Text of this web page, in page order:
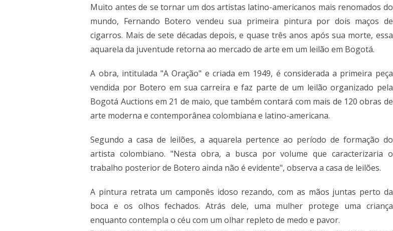
Muito antes de se tornar um dos artistas latino-americanos mais renomados do
mundo, Fernando Botero vendeu sua primeira pintura por dois maços de
cigarros. Mais de sete décadas depois, e quase três anos após sua morte, essa
aquarela da juventude retorna ao mercado de arte em um leilão em Bogotá.
A obra, intitulada "A Oração" e criada em 1949, é considerada a primeira peça
vendida por Botero em sua carreira e faz parte de um leilão organizado pela
Bogotá Auctions em 21 de maio, que também contará com mais de 120 obras de
arte moderna e contemporânea colombiana e latino-americana.
Segundo a casa de leilões, a aquarela pertence ao período de formação do
artista colombiano. "Nesta obra, a busca por volume que caracterizaria o
trabalho posterior de Botero ainda não é evidente", observa a casa de leilões.
A pintura retrata um camponês idoso rezando, com as mãos juntas perto da
boca e os olhos fechados. Atrás dele, uma mulher protege uma criança
enquanto contempla o céu com um olhar repleto de medo e pavor.